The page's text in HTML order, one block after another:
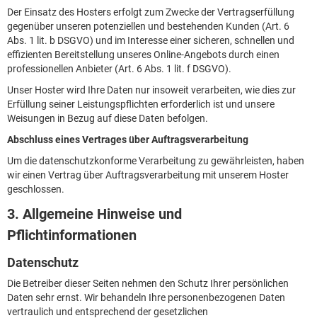
Der Einsatz des Hosters erfolgt zum Zwecke der Vertragserfüllung
gegenüber unseren potenziellen und bestehenden Kunden (Art. 6
Abs. 1 lit. b DSGVO) und im Interesse einer sicheren, schnellen und
effizienten Bereitstellung unseres Online-Angebots durch einen
professionellen Anbieter (Art. 6 Abs. 1 lit. f DSGVO).
Unser Hoster wird Ihre Daten nur insoweit verarbeiten, wie dies zur
Erfüllung seiner Leistungspflichten erforderlich ist und unsere
Weisungen in Bezug auf diese Daten befolgen.
Abschluss eines Vertrages über Auftragsverarbeitung
Um die datenschutzkonforme Verarbeitung zu gewährleisten, haben
wir einen Vertrag über Auftragsverarbeitung mit unserem Hoster
geschlossen.
3. Allgemeine Hinweise und
Pflichtinformationen
Datenschutz
Die Betreiber dieser Seiten nehmen den Schutz Ihrer persönlichen
Daten sehr ernst. Wir behandeln Ihre personenbezogenen Daten
vertraulich und entsprechend der gesetzlichen